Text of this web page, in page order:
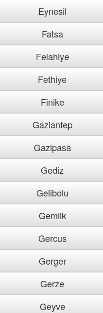
Eynesil
Fatsa
Felahiye
Fethiye
Finike
Gaziantep
Gazipasa
Gediz
Gelibolu
Gemlik
Gercus
Gerger
Gerze
Geyve